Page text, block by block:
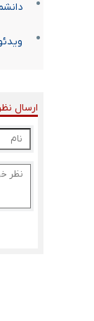
دانشمندان
ارسال